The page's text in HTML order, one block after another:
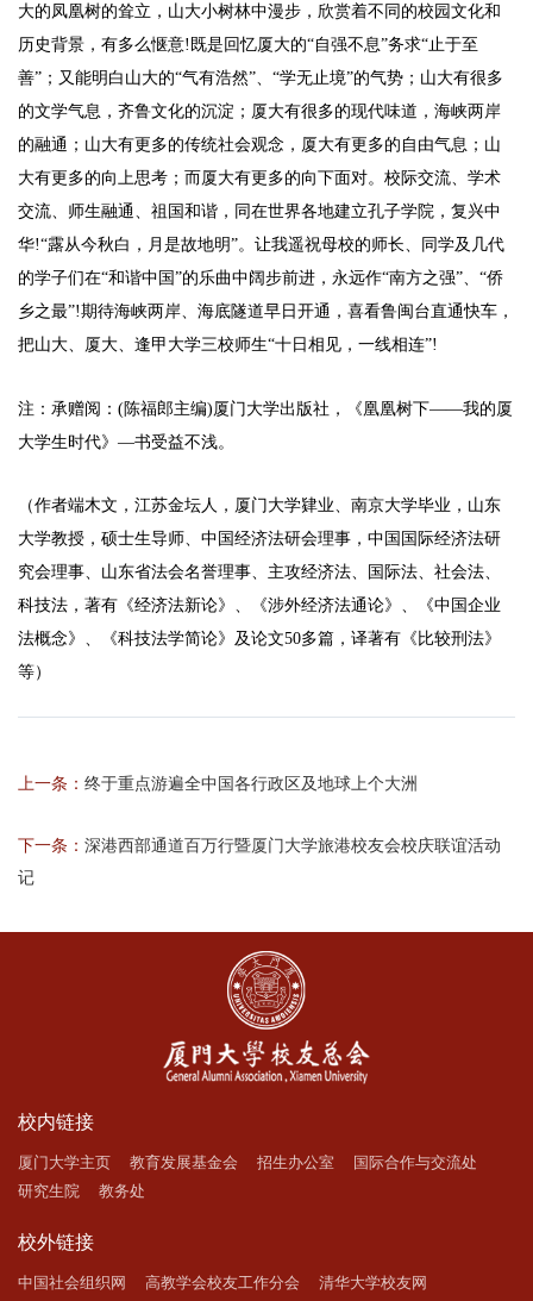
大的凤凰树的耸立，山大小树林中漫步，欣赏着不同的校园文化和
历史背景，有多么惬意!既是回忆厦大的“自强不息”务求“止于至
善”；又能明白山大的“气有浩然”、“学无止境”的气势；山大有很多
的文学气息，齐鲁文化的沉淀；厦大有很多的现代味道，海峡两岸
的融通；山大有更多的传统社会观念，厦大有更多的自由气息；山
大有更多的向上思考；而厦大有更多的向下面对。校际交流、学术
交流、师生融通、祖国和谐，同在世界各地建立孔子学院，复兴中
华!“露从今秋白，月是故地明”。让我遥祝母校的师长、同学及几代
的学子们在“和谐中国”的乐曲中阔步前进，永远作“南方之强”、“侨
乡之最”!期待海峡两岸、海底隧道早日开通，喜看鲁闽台直通快车，
把山大、厦大、逢甲大学三校师生“十日相见，一线相连”!
注：承赠阅：(陈福郎主编)厦门大学出版社，《凰凰树下——我的厦
大学生时代》—书受益不浅。
（作者端木文，江苏金坛人，厦门大学肄业、南京大学毕业，山东
大学教授，硕士生导师、中国经济法研会理事，中国国际经济法研
究会理事、山东省法会名誉理事、主攻经济法、国际法、社会法、
科技法，著有《经济法新论》、《涉外经济法通论》、《中国企业
法概念》、《科技法学简论》及论文50多篇，译著有《比较刑法》
等）
上一条： 终于重点游遍全中国各行政区及地球上个大洲
下一条： 深港西部通道百万行暨厦门大学旅港校友会校庆联谊活动
记
校内链接
厦门大学主页 教育发展基金会 招生办公室
国际合作与交流处
研究生院
教务处
校外链接
中国社会组织网 高教学会校友工作分会 清华大学校友网